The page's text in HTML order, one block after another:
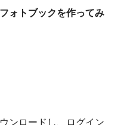
ォトブックを作ってみ
ンロードし、ログイン